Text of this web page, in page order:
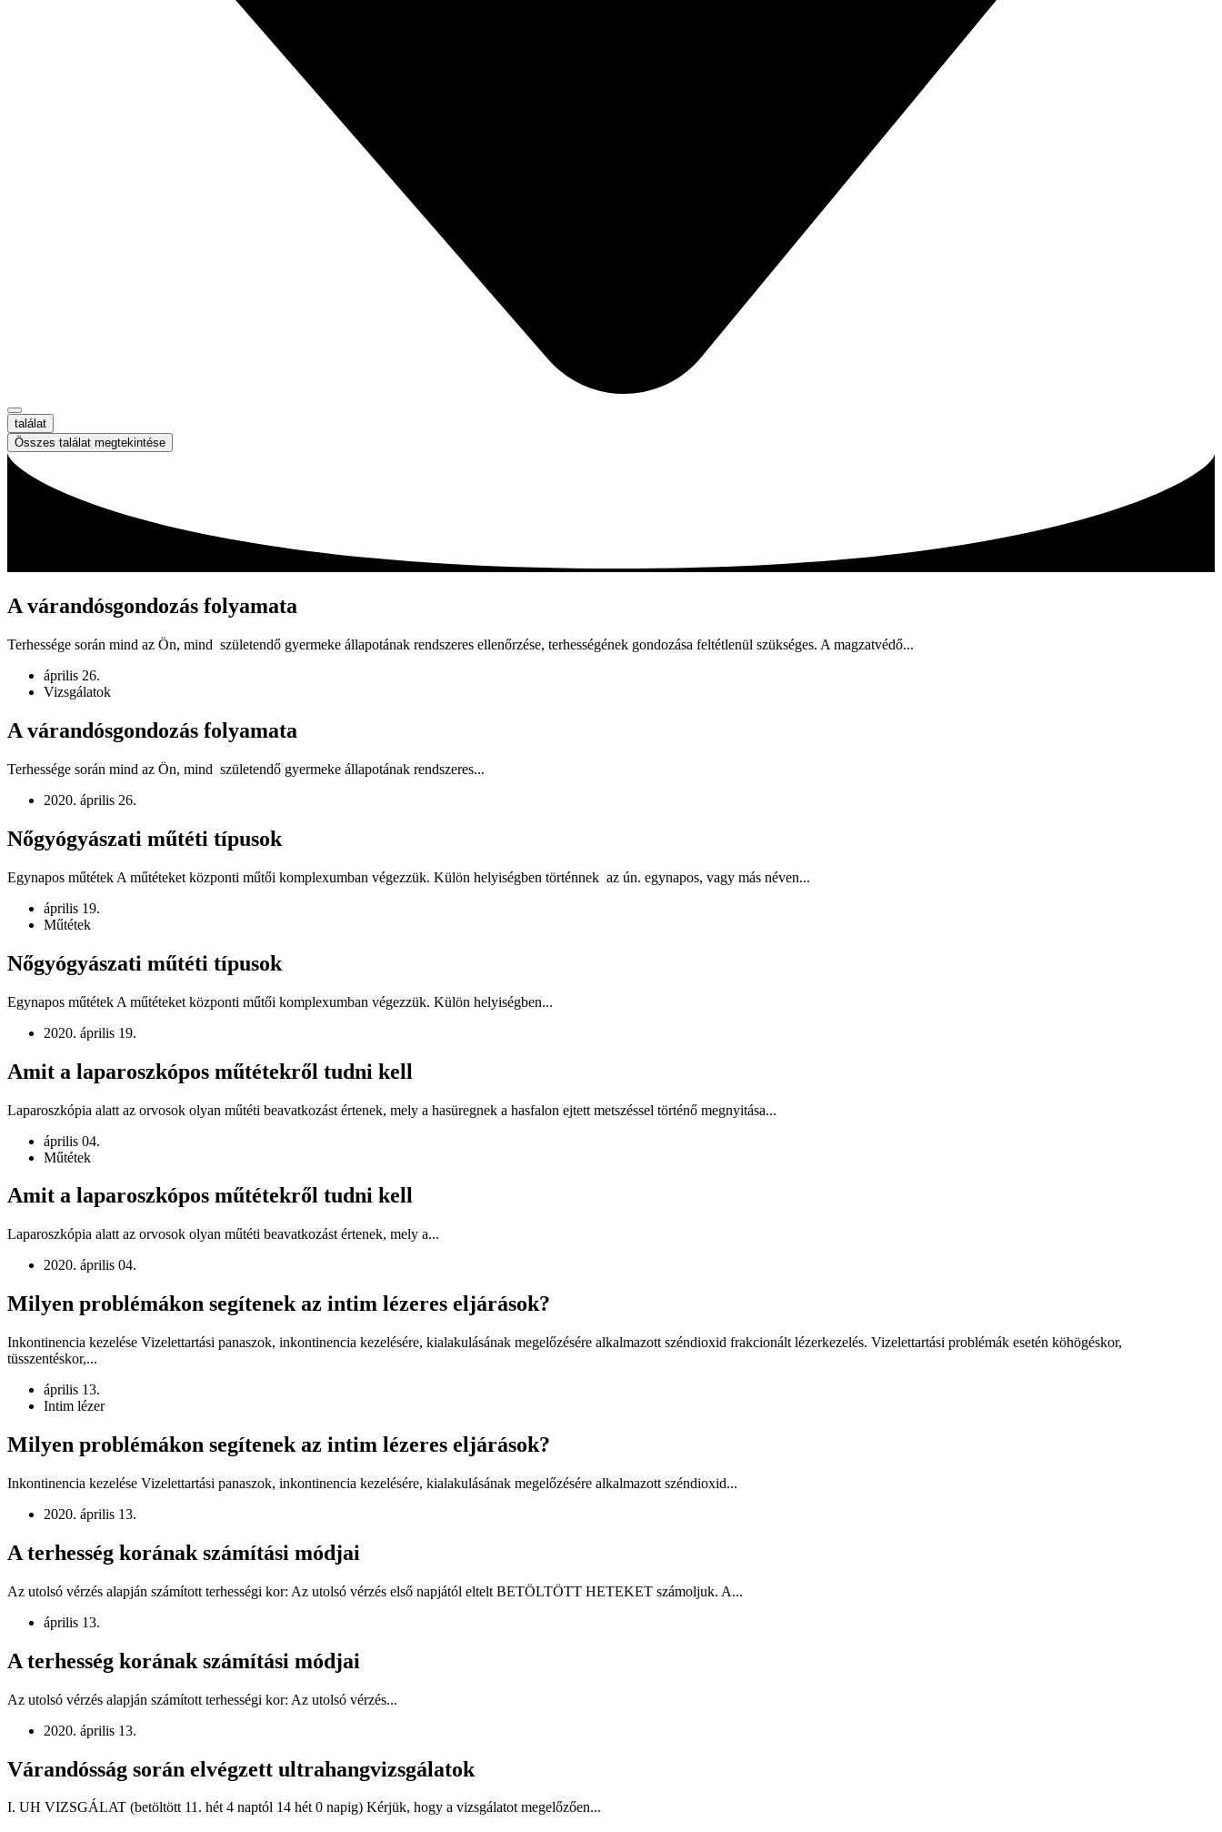
találat
Összes találat megtekintése
A várandósgondozás folyamata
Terhessége során mind az Ön, mind születendő gyermeke állapotának rendszeres ellenőrzése, terhességének gondozása feltétlenül szükséges. A magzatvédő...
április 26.
Vizsgálatok
A várandósgondozás folyamata
Terhessége során mind az Ön, mind születendő gyermeke állapotának rendszeres...
2020. április 26.
Nőgyógyászati műtéti típusok
Egynapos műtétek A műtéteket központi műtői komplexumban végezzük. Külön helyiségben történnek az ún. egynapos, vagy más néven...
április 19.
Műtétek
Nőgyógyászati műtéti típusok
Egynapos műtétek A műtéteket központi műtői komplexumban végezzük. Külön helyiségben...
2020. április 19.
Amit a laparoszkópos műtétekről tudni kell
Laparoszkópia alatt az orvosok olyan műtéti beavatkozást értenek, mely a hasüregnek a hasfalon ejtett metszéssel történő megnyitása...
április 04.
Műtétek
Amit a laparoszkópos műtétekről tudni kell
Laparoszkópia alatt az orvosok olyan műtéti beavatkozást értenek, mely a...
2020. április 04.
Milyen problémákon segítenek az intim lézeres eljárások?
Inkontinencia kezelése Vizelettartási panaszok, inkontinencia kezelésére, kialakulásának megelőzésére alkalmazott széndioxid frakcionált lézerkezelés. Vizelettartási problémák esetén köhögéskor,
tüsszentéskor,...
április 13.
Intim lézer
Milyen problémákon segítenek az intim lézeres eljárások?
Inkontinencia kezelése Vizelettartási panaszok, inkontinencia kezelésére, kialakulásának megelőzésére alkalmazott széndioxid...
2020. április 13.
A terhesség korának számítási módjai
Az utolsó vérzés alapján számított terhességi kor: Az utolsó vérzés első napjától eltelt BETÖLTÖTT HETEKET számoljuk. A...
április 13.
A terhesség korának számítási módjai
Az utolsó vérzés alapján számított terhességi kor: Az utolsó vérzés...
2020. április 13.
Várandósság során elvégzett ultrahangvizsgálatok
I. UH VIZSGÁLAT (betöltött 11. hét 4 naptól 14 hét 0 napig) Kérjük, hogy a vizsgálatot megelőzően...